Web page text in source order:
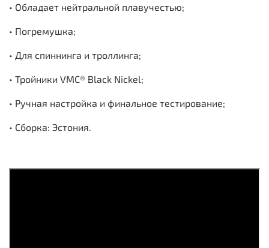
• Обладает нейтральной плавучестью;
• Погремушка;
• Для спиннинга и троллинга;
• Тройники VMC® Black Nickel;
• Ручная настройка и финальное тестирование;
• Сборка: Эстония.